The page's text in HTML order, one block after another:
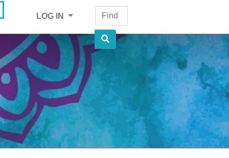
LOG IN
Find